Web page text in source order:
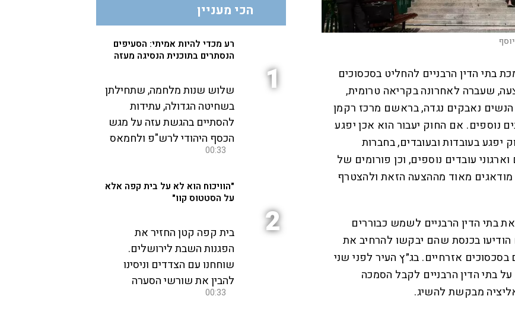
הדין הרבניים להחליט בסכסוכים
שעברה לאחרונה בקריאה טרומית,
הנשים נאבקים נגדה, בראשם מרכז רקמן
נוספים. אם החוק יעבור הוא אכן יפגע
בעובדות ובעובדים, בחברות
עובדים נוספים, וכן פורומים של
מודאגים מאוד מההצעה הזאת ולהצטרף
בתי הדין הרבניים לשמש כבוררים
הודיעו בכנסת שהם יבקשו להרחיב את
אזרחיים. בג״ץ העיר לפני שני
בתי הדין הרבניים לקבל הסמכה
מבקשת להשיג.
הכי מעניין
1
רע מכדי להיות אמיתי: הסעיפים
הנסתרים בתוכנית הנסיגה מעזה
שלוש שנות מלחמה, שתחילתן
בשחיטה הגדולה, עתידות
להסתיים בהגשת עזה על מגש
הכסף היהודי לרש"פ ולחמאס
00:33
2
"הוויכוח הוא לא על בית קפה אלא
על הסטטוס קוו"
בית קפה קטן החזיר את
הפגנות השבת לירושלים.
שוחחנו עם הצדדים וניסינו
להבין את שורשי הסערה
00:33